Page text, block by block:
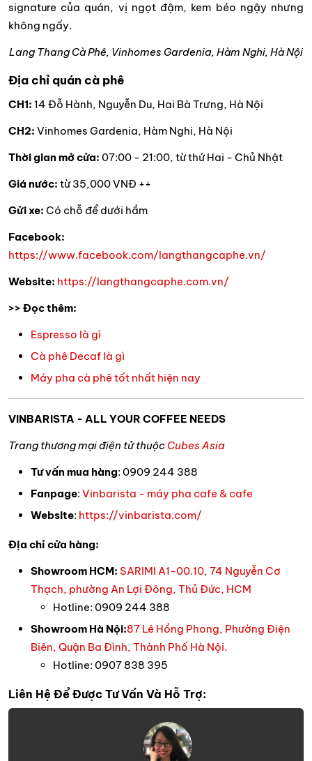
signature của quán, vị ngọt đậm, kem béo ngậy nhưng
không ngấy.
Lang Thang Cà Phê, Vinhomes Gardenia, Hàm Nghi, Hà Nội
Địa chỉ quán cà phê
CH1: 14 Đỗ Hành, Nguyễn Du, Hai Bà Trưng, Hà Nội
CH2: Vinhomes Gardenia, Hàm Nghi, Hà Nội
Thời gian mở cửa: 07:00 - 21:00, từ thứ Hai - Chủ Nhật
Giá nước: từ 35,000 VNĐ ++
Gửi xe: Có chỗ để dưới hầm
Facebook:
https://www.facebook.com/langthangcaphe.vn/
Website: https://langthangcaphe.com.vn/
>> Đọc thêm:
Espresso là gì
Cà phê Decaf là gì
Máy pha cà phê tốt nhất hiện nay
VINBARISTA - ALL YOUR COFFEE NEEDS
Trang thương mại điện tử thuộcCubes Asia
Tư vấn mua hàng: 0909 244 388
Fanpage: Vinbarista - máy pha cafe & cafe
Website: https://vinbarista.com/
Địa chỉ cửa hàng:
Showroom HCM: SARIMI A1-00.10, 74 Nguyễn Cơ
Thạch, phường An Lợi Đông, Thủ Đức, HCM
Hotline: 0909 244 388
Showroom Hà Nội:87 Lê Hồng Phong, Phường Điện
Biên, Quận Ba Đình, Thành Phố Hà Nội.
Hotline: 0907 838 395
Liên Hệ Để Được Tư Vấn Và Hỗ Trợ: